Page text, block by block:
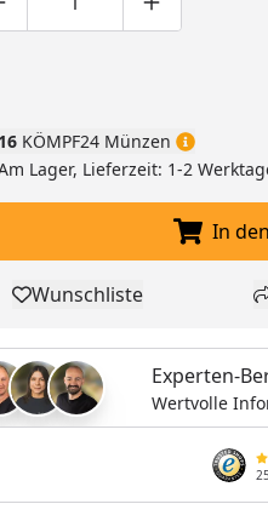
hinzufügen
Produktmenge um eins
Produktmenge
16 KÖMPF24 Münzen
Lager, Lieferzeit: 1-2
In
Produkt zur
Wunschliste
Experten-
Wertvolle